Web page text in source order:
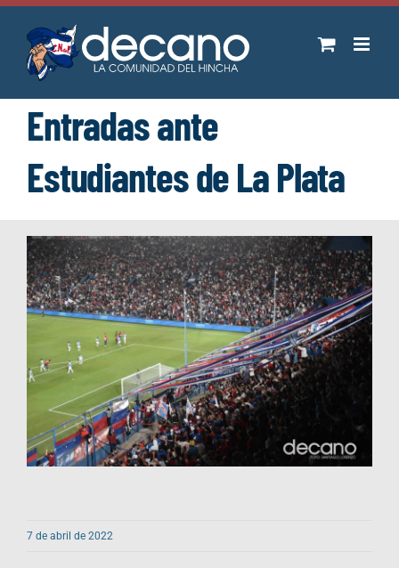
Saltar
contenido
Entradas ante
Estudiantes de La Plata
7 de abril de 2022